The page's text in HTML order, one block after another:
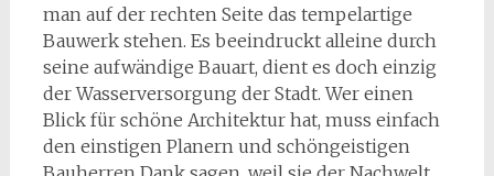
man auf der rechten Seite das tempelartige
Bauwerk stehen. Es beeindruckt alleine durch
seine aufwändige Bauart, dient es doch einzig
der Wasserversorgung der Stadt. Wer einen
Blick für schöne Architektur hat, muss einfach
den einstigen Planern und schöngeistigen